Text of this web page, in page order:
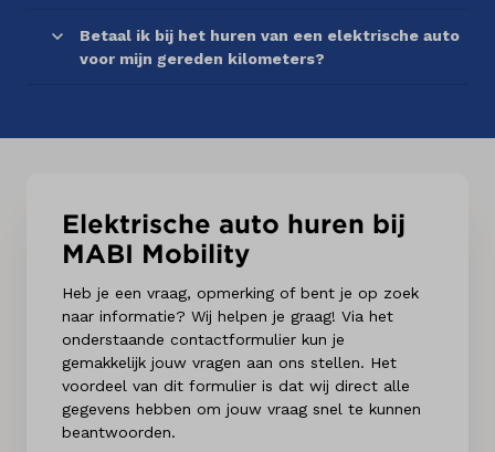
Betaal ik bij het huren van een elektrische auto
voor mijn gereden kilometers?
Elektrische auto huren bij
MABI Mobility
Heb je een vraag, opmerking of bent je op zoek
naar informatie? Wij helpen je graag! Via het
onderstaande contactformulier kun je
gemakkelijk jouw vragen aan ons stellen. Het
voordeel van dit formulier is dat wij direct alle
gegevens hebben om jouw vraag snel te kunnen
beantwoorden.